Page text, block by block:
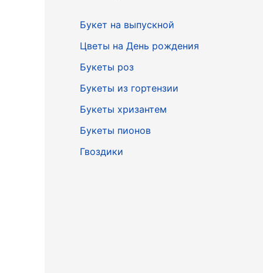
Букет на выпускной
Цветы на День рождения
Букеты роз
Букеты из гортензии
Букеты хризантем
Букеты пионов
Гвоздики